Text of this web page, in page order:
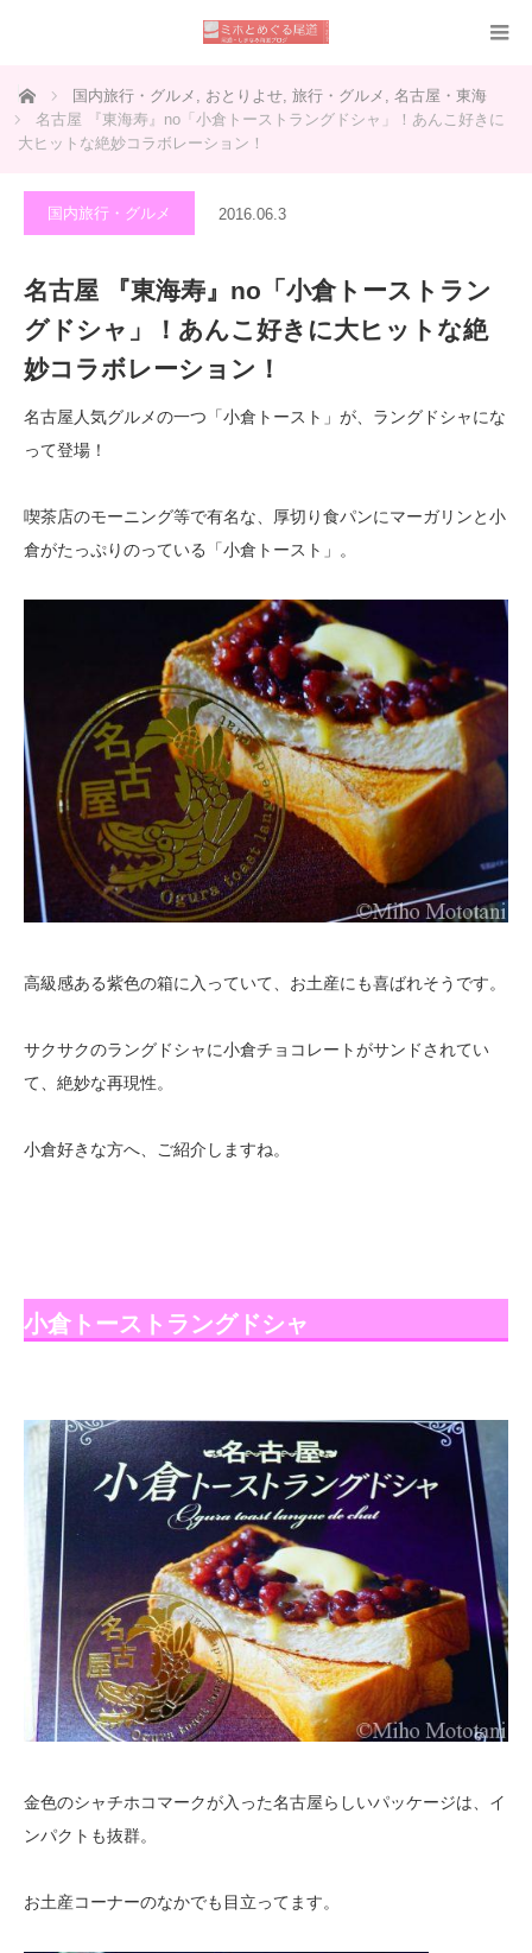
ホーム 国内旅行・グルメ , おとりよせ, 旅行・グルメ , 名古屋・東海
名古屋 『東海寿』no「小倉トーストラングドシャ」！あんこ好きに
大ヒットな絶妙コラボレーション！
国内旅行・グルメ 2016.06.3
名古屋 『東海寿』no「小倉トーストラン
グドシャ」！あんこ好きに大ヒットな絶
妙コラボレーション！
名古屋人気グルメの一つ「小倉トースト」が、ラングドシャにな
って登場！
喫茶店のモーニング等で有名な、厚切り食パンにマーガリンと小
倉がたっぷりのっている「小倉トースト」。
高級感ある紫色の箱に入っていて、お土産にも喜ばれそうです。
サクサクのラングドシャに小倉チョコレートがサンドされてい
て、絶妙な再現性。
小倉好きな方へ、ご紹介しますね。
小倉トーストラングドシャ
金色のシャチホコマークが入った名古屋らしいパッケージは、イ
ンパクトも抜群。
お土産コーナーのなかでも目立ってます。